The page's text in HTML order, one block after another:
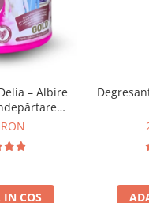
& Rezerve
Fose
mobila
– Albire
500 g
COS